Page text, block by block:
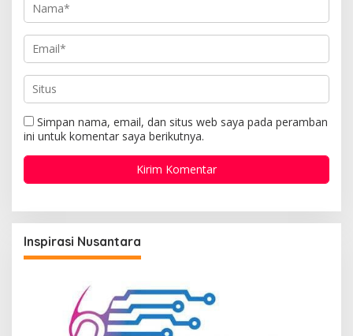
Simpan nama, email, dan situs web saya pada peramban
ini untuk komentar saya berikutnya.
Inspirasi Nusantara